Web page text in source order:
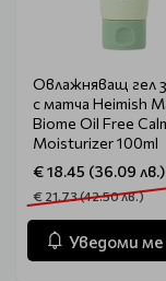
Овлажняващ гел
с матча Heimish
Biome Oil Free
Moisturizer 100ml
€ 18.45 (36.09 лв.)
€ 21.73 (42.50 лв.)
Уведоми ме